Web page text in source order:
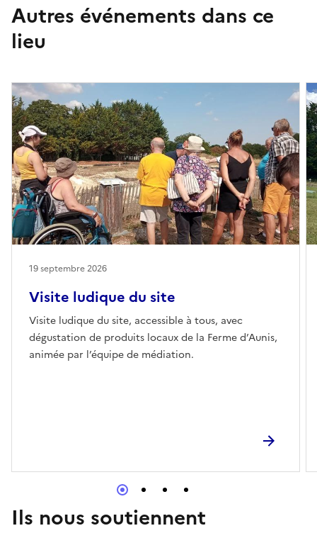
Autres événements dans ce
lieu
Visite ludique du site
Visite ludique du site, accessible à tous, avec
dégustation de produits locaux de la Ferme d’Aunis,
animée par l’équipe de médiation.
19 septembre 2026
Ils nous soutiennent